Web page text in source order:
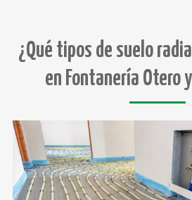
¿Qué tipos de suelo
en Fontanería Otero